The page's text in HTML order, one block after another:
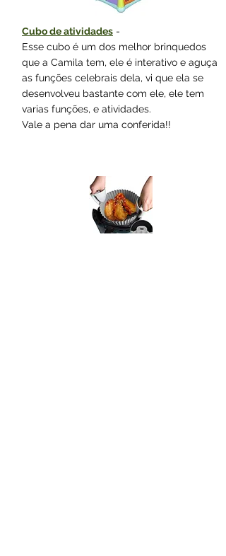
Cubo de atividades -
Esse cubo é um dos melhor brinquedos
que a Camila tem, ele é interativo e aguça
as funções celebrais dela, vi que ela se
desenvolveu bastante com ele, ele tem
varias funções, e atividades.
Vale a pena dar uma conferida!!